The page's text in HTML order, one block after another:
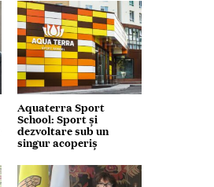
Aquaterra Sport
School: Sport și
dezvoltare sub un
singur acoperiș